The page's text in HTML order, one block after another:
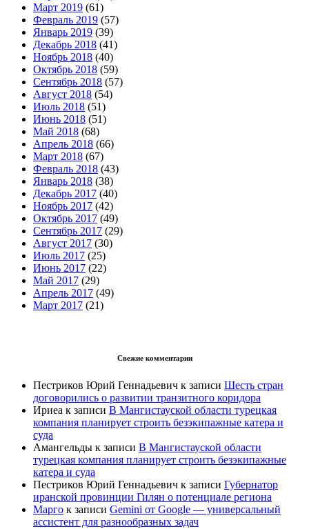
Март 2019 (61)
Февраль 2019 (57)
Январь 2019 (39)
Декабрь 2018 (41)
Ноябрь 2018 (40)
Октябрь 2018 (59)
Сентябрь 2018 (57)
Август 2018 (54)
Июль 2018 (51)
Июнь 2018 (51)
Май 2018 (68)
Апрель 2018 (66)
Март 2018 (67)
Февраль 2018 (43)
Январь 2018 (38)
Декабрь 2017 (40)
Ноябрь 2017 (42)
Октябрь 2017 (49)
Сентябрь 2017 (29)
Август 2017 (30)
Июль 2017 (25)
Июнь 2017 (22)
Май 2017 (29)
Апрель 2017 (49)
Март 2017 (21)
Свежие комментарии
Пестриков Юрий Геннадьевич к записи Шесть стран
договорились о развитии транзитного коридора
Ириеа к записи В Мангистауской области турецкая
компания планирует строить безэкипажные катера и
суда
Амангельды к записи В Мангистауской области
турецкая компания планирует строить безэкипажные
катера и суда
Пестриков Юрий Геннадьевич к записи Губернатор
иранской провинции Гилян о потенциале региона
Марго к записи Gemini от Google — универсальный
ассистент для разнообразных задач